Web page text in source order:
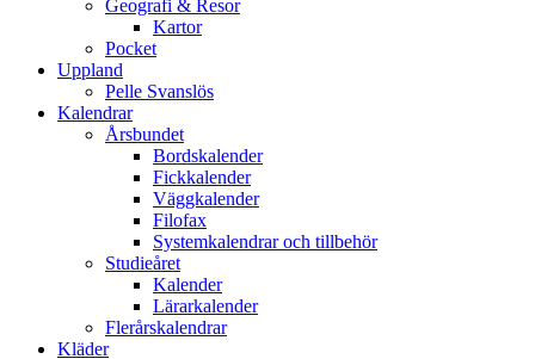
Geografi & Resor
Kartor
Pocket
Uppland
Pelle Svanslös
Kalendrar
Årsbundet
Bordskalender
Fickkalender
Väggkalender
Filofax
Systemkalendrar och tillbehör
Studieåret
Kalender
Lärarkalender
Flerårskalendrar
Kläder